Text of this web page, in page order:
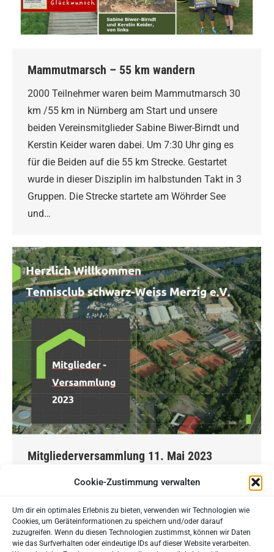
Cookie-Zustimmung verwalten
Um dir ein optimales Erlebnis zu bieten, verwenden wir Technologien wie
Cookies, um Geräteinformationen zu speichern und/oder darauf
zuzugreifen. Wenn du diesen Technologien zustimmst, können wir Daten
wie das Surfverhalten oder eindeutige IDs auf dieser Website verarbeiten.
Mammutmarsch – 55 km wandern
2000 Teilnehmer waren beim Mammutmarsch 30
km /55 km in Nürnberg am Start und unsere
beiden Vereinsmitglieder Sabine Biwer-Birndt und
Kerstin Keider waren dabei. Um 7:30 Uhr ging es
für die Beiden auf die 55 km Strecke. Gestartet
wurde in dieser Disziplin im halbstunden Takt in 3
Gruppen. Die Strecke startete am Wöhrder See
und…
Mitgliederversammlung 11. Mai 2023
Liebe Mitglieder, unsere diesjährige
einberufen und fand am 11. Mai 2023 auf der
Anlage des Tennisvereins statt. Die
Beschlussfähigkeit war gegeben. Finanzen: Mit